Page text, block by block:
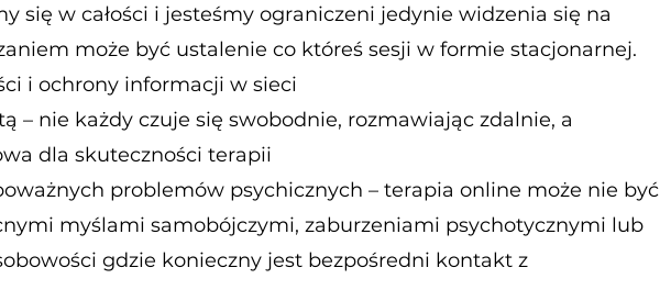
się w całości i jesteśmy ograniczeni jedynie widzenia się na
może być ustalenie co któreś sesji w formie stacjonarnej.
i ochrony informacji w sieci
– nie każdy czuje się swobodnie, rozmawiając zdalnie, a
dla skuteczności terapii
problemów psychicznych – terapia online może nie być
myślami samobójczymi, zaburzeniami psychotycznymi lub
gdzie konieczny jest bezpośredni kontakt z